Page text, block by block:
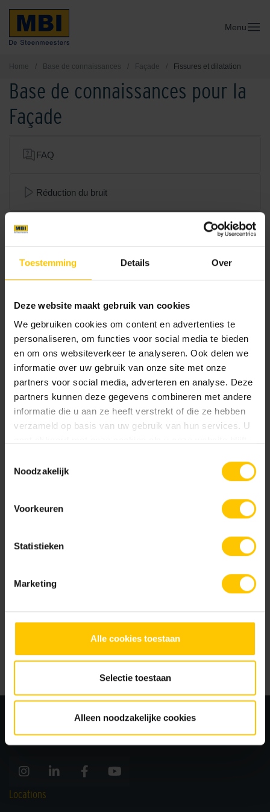
Toestemming Details Over
Deze website maakt gebruik van cookies
We gebruiken cookies om content en advertenties te
personaliseren, om functies voor social media te bieden
en om ons websiteverkeer te analyseren. Ook delen we
informatie over uw gebruik van onze site met onze
partners voor social media, adverteren en analyse. Deze
partners kunnen deze gegevens combineren met andere
informatie die u aan ze heeft verstrekt of die ze hebben
verzameld op basis van uw gebruik van hun services. U
Noodzakelijk
Voorkeuren
Statistieken
Marketing
Alle cookies toestaan
Selectie toestaan
Alleen noodzakelijke cookies
Menu
Home / Base de connaissances / Façade / Fissures et dilatation
Base de connaissances pour la
Façade
FAQ
Réduction du bruit
Mortier
Inspiration de façade
Entretien
Rénovation
Fissures et dilatation
Fissures et dilatation
Fissures dans la façade
Lire l'article
Locations